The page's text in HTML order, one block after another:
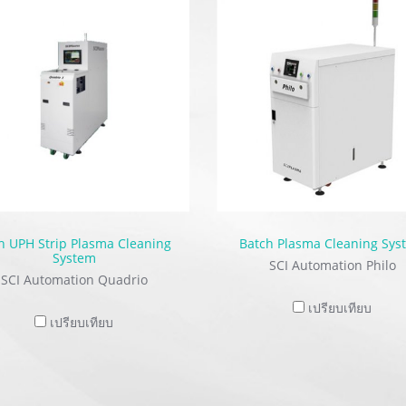
UPH Strip Plasma Cleaning
System
SCI Automation Quadrio
เปรียบเทียบ
Batch Plasma Cleaning
SCI Automation Philo
เปรียบเทียบ